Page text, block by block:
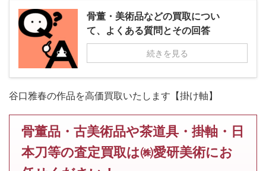
骨董・美術品などの買取につい
て、よくある質問とその回答
続きを見る
谷口雅春の作品を高価買取いたします【掛け軸】
骨董品・古美術品や茶道具・掛軸・日
本刀等の査定買取は㈱愛研美術にお